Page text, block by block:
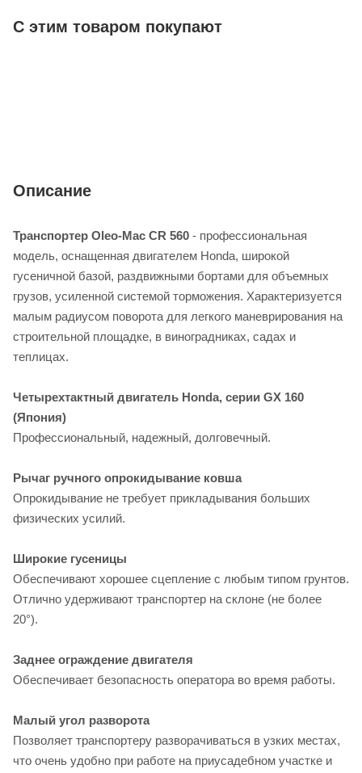
С этим товаром покупают
Описание
Транспортер Oleo-Mac CR 560 - профессиональная
модель, оснащенная двигателем Honda, широкой
гусеничной базой, раздвижными бортами для объемных
грузов, усиленной системой торможения. Характеризуется
малым радиусом поворота для легкого маневрирования на
строительной площадке, в виноградниках, садах и
теплицах.
Четырехтактный двигатель Honda, серии GX 160
(Япония)
Профессиональный, надежный, долговечный.
Рычаг ручного опрокидывание ковша
Опрокидывание не требует прикладывания больших
физических усилий.
Широкие гусеницы
Обеспечивают хорошее сцепление с любым типом грунтов.
Отлично удерживают транспортер на склоне (не более
20°).
Заднее ограждение двигателя
Обеспечивает безопасность оператора во время работы.
Малый угол разворота
Позволяет транспортеру разворачиваться в узких местах,
что очень удобно при работе на приусадебном участке и